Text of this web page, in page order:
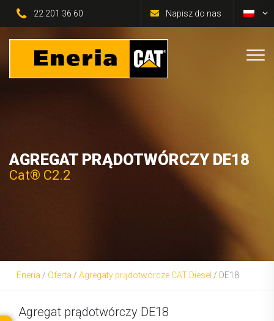
22 201 36 60 Napisz do nas
AGREGAT PRĄDOTWÓRCZY DE18
Cat® C2.2
Eneria / Oferta / Agregaty prądotwórcze CAT Diesel / DE18
Agregat prądotwórczy DE18